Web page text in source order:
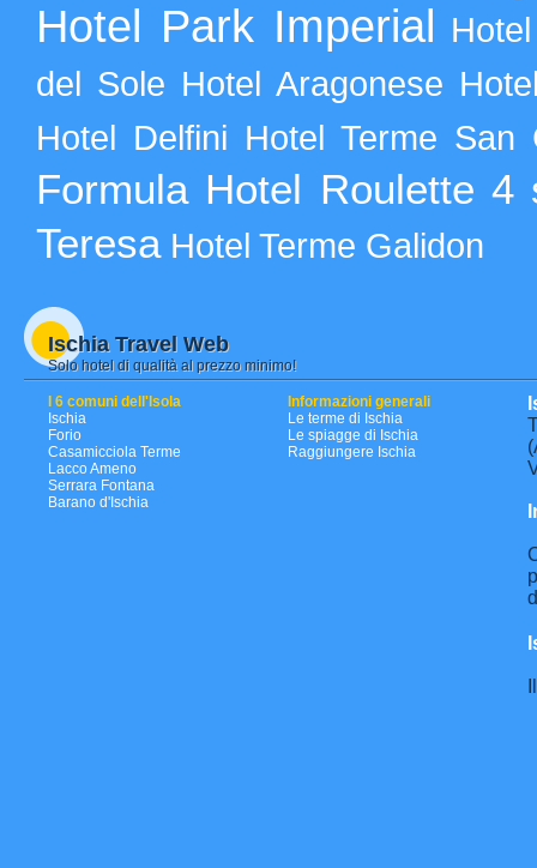
Hotel Park Imperial
del Sole Hotel Aragonese
Hotel Delfini Hotel Terme San
Formula Hotel Roulette 4
Teresa Hotel Terme Galidon
Ischia Travel Web
Solo hotel di qualità al prezzo minimo!
I 6 comuni dell'Isola
Ischia
Forio
Casamicciola Terme
Lacco Ameno
Serrara Fontana
Barano d'Ischia
Informazioni generali
Le terme di Ischia
Le spiagge di Ischia
Raggiungere Ischia